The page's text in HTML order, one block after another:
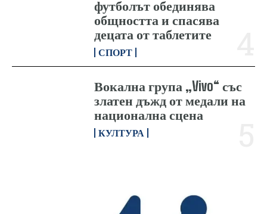
футболът обединява
общността и спасява
децата от таблетите
СПОРТ
Вокална група „Vivo“ със
златен дъжд от медали на
национална сцена
КУЛТУРА